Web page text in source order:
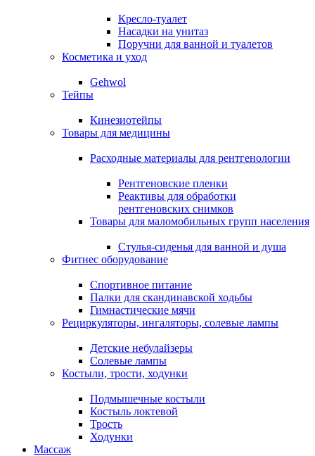
Кресло-туалет
Насадки на унитаз
Поручни для ванной и туалетов
Косметика и уход
Gehwol
Тейпы
Кинезиотейпы
Товары для медицины
Расходные материалы для рентгенологии
Рентгеновские пленки
Реактивы для обработки
рентгеновских снимков
Товары для маломобильных групп населения
Стулья-сиденья для ванной и душа
Фитнес оборудование
Спортивное питание
Палки для скандинавской ходьбы
Гимнастические мячи
Рециркуляторы, ингаляторы, солевые лампы
Детские небулайзеры
Солевые лампы
Костыли, трости, ходунки
Подмышечные костыли
Костыль локтевой
Трость
Ходунки
Массаж